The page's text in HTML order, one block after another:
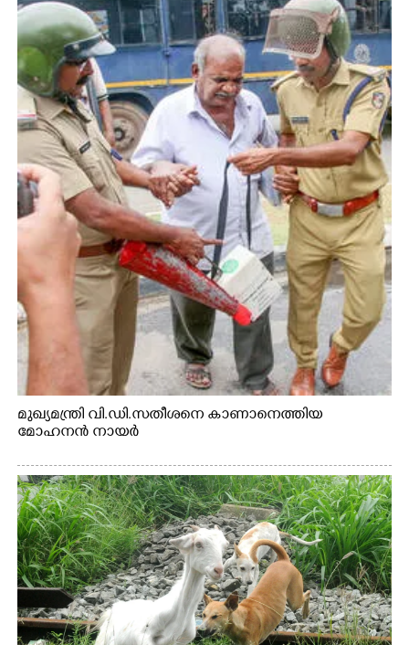
മുഖ്യമന്ത്രി വി.ഡി.സതീശനെ കാണാനെത്തിയ
മോഹനൻ നായർ